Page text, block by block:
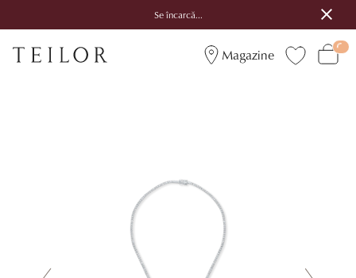
Se încarcă...
Magazine